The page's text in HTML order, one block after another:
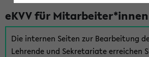
eKVV für Mitarbeiter*innen
Die internen Seiten zur Bearbeitung
Lehrende und Sekretariate erreichen